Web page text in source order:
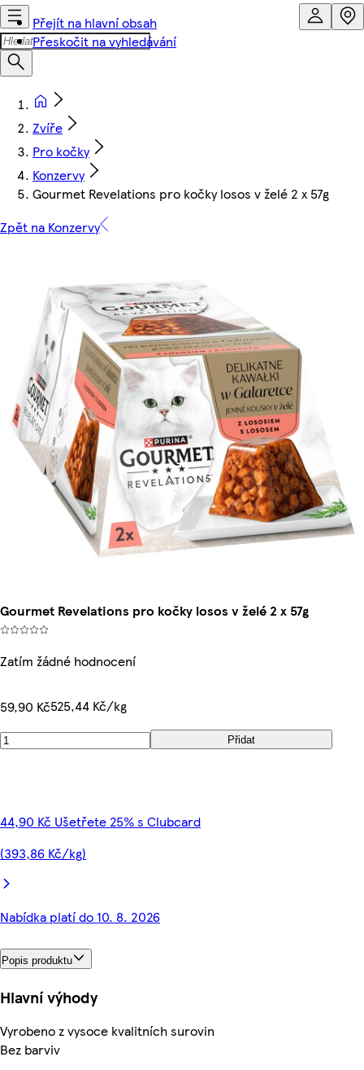
Přejít na hlavní obsah
Přeskočit na vyhledávání
Zvíře
Pro kočky
Konzervy
Gourmet Revelations pro kočky losos v želé 2 x 57g
Zpět na Konzervy
Gourmet Revelations pro kočky losos v želé 2 x 57g
Zatím žádné hodnocení
59,90 Kč525,44 Kč/kg
Přidat
44,90 Kč Ušetřete 25% s Clubcard
(393,86 Kč/kg)
Nabídka platí do 10. 8. 2026
Popis produktu
Hlavní výhody
Vyrobeno z vysoce kvalitních surovin
Bez barviv